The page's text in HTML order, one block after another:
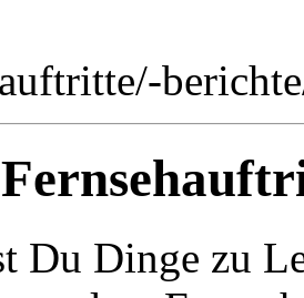
Du Dinge zu